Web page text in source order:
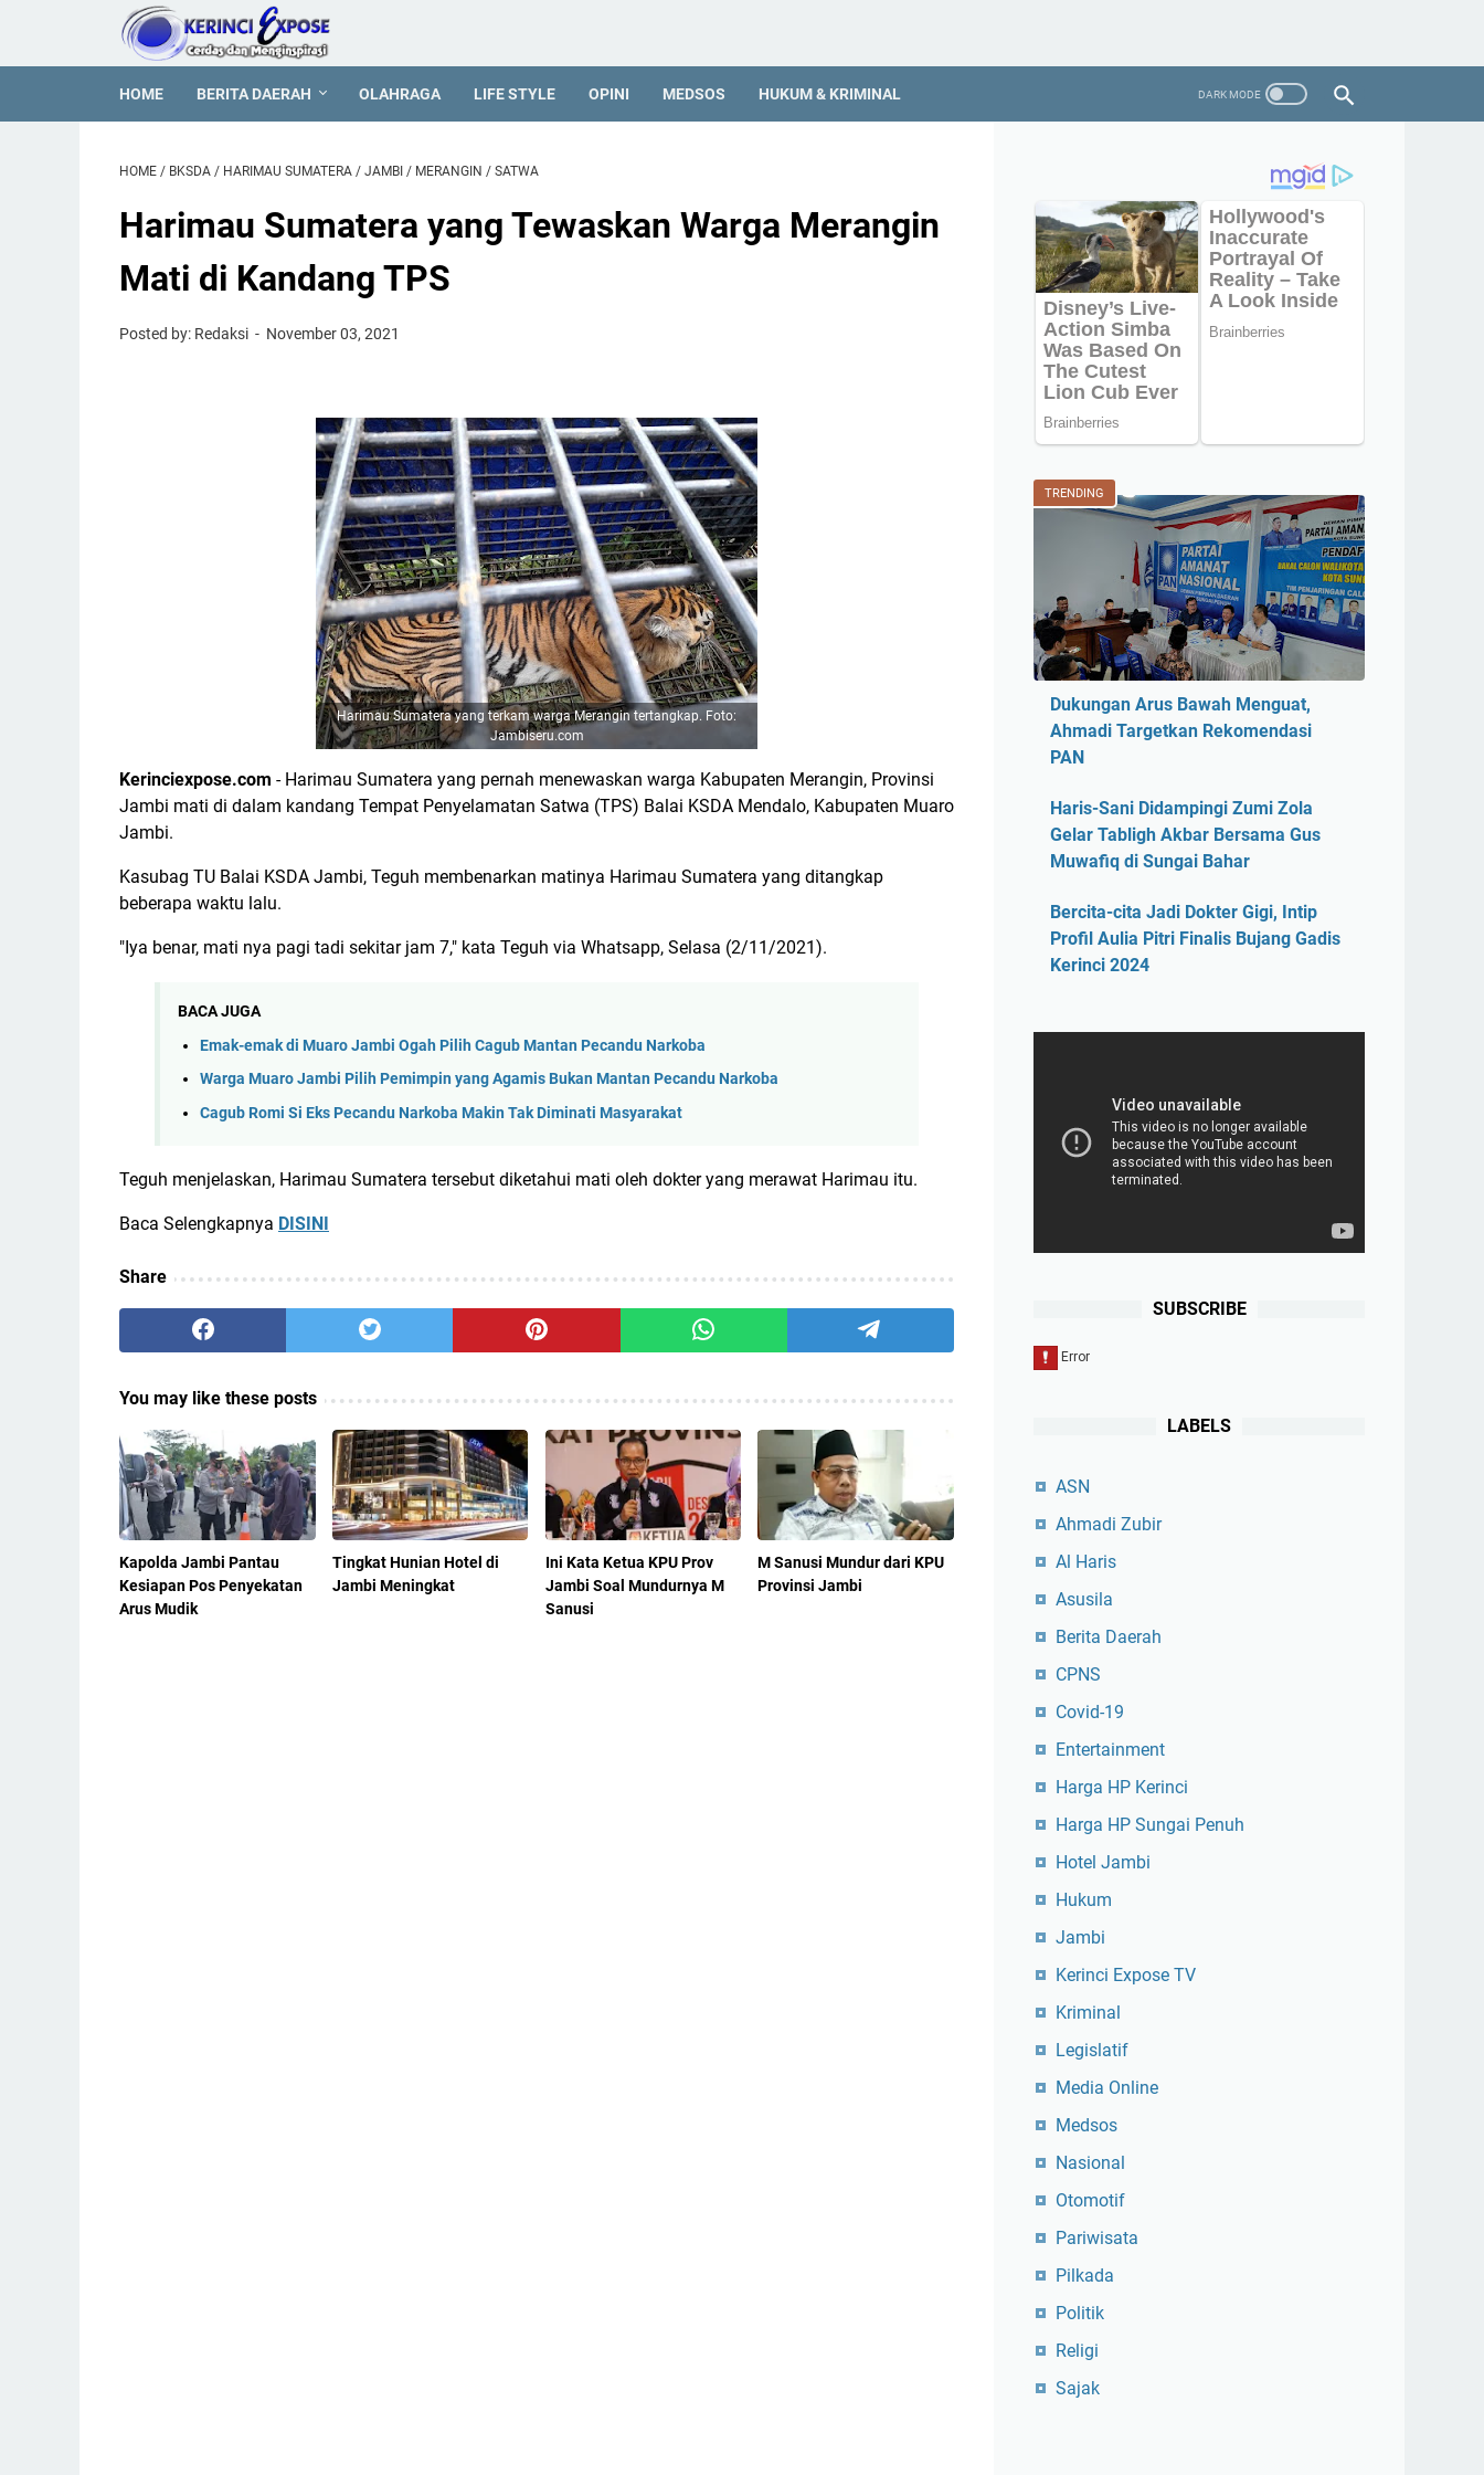
HOME BERITA DAERAH OLAHRAGA LIFE STYLE OPINI MEDSOS HUKUM & KRIMINAL
HOME / BKSDA / HARIMAU SUMATERA / JAMBI / MERANGIN / SATWA
Harimau Sumatera yang Tewaskan Warga Merangin
Mati di Kandang TPS
Posted by: Redaksi November 03, 2021
Harimau Sumatera yang terkam warga Merangin tertangkap. Foto:
Jambiseru.com
Kerinciexpose.com - Harimau Sumatera yang pernah menewaskan warga Kabupaten Merangin, Provinsi
Jambi mati di dalam kandang Tempat Penyelamatan Satwa (TPS) Balai KSDA Mendalo, Kabupaten Muaro
Jambi.
Kasubag TU Balai KSDA Jambi, Teguh membenarkan matinya Harimau Sumatera yang ditangkap
beberapa waktu lalu.
"Iya benar, mati nya pagi tadi sekitar jam 7," kata Teguh via Whatsapp, Selasa (2/11/2021).
BACA JUGA
Emak-emak di Muaro Jambi Ogah Pilih Cagub Mantan Pecandu Narkoba
Warga Muaro Jambi Pilih Pemimpin yang Agamis Bukan Mantan Pecandu Narkoba
Cagub Romi Si Eks Pecandu Narkoba Makin Tak Diminati Masyarakat
Teguh menjelaskan, Harimau Sumatera tersebut diketahui mati oleh dokter yang merawat Harimau itu.
Baca Selengkapnya DISINI
Share
You may like these posts
Kapolda Jambi Pantau
Kesiapan Pos Penyekatan
Arus Mudik
Tingkat Hunian Hotel di
Jambi Meningkat
Ini Kata Ketua KPU Prov
Jambi Soal Mundurnya M
Sanusi
M Sanusi Mundur dari KPU
Provinsi Jambi
TRENDING
Dukungan Arus Bawah Menguat,
Ahmadi Targetkan Rekomendasi
PAN
Haris-Sani Didampingi Zumi Zola
Gelar Tabligh Akbar Bersama Gus
Muwafiq di Sungai Bahar
Bercita-cita Jadi Dokter Gigi, Intip
Profil Aulia Pitri Finalis Bujang Gadis
Kerinci 2024
SUBSCRIBE
LABELS
ASN
Ahmadi Zubir
Al Haris
Asusila
Berita Daerah
CPNS
Covid-19
Entertainment
Harga HP Kerinci
Harga HP Sungai Penuh
Hotel Jambi
Hukum
Jambi
Kerinci Expose TV
Kriminal
Legislatif
Media Online
Medsos
Nasional
Otomotif
Pariwisata
Pilkada
Politik
Religi
Sajak